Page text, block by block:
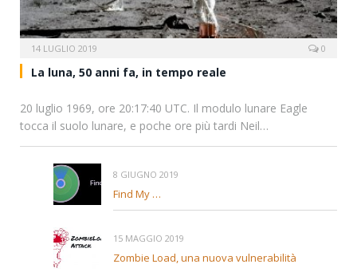
14 LUGLIO 2019 0
La luna, 50 anni fa, in tempo reale
20 luglio 1969, ore 20:17:40 UTC. Il modulo lunare Eagle
tocca il suolo lunare, e poche ore più tardi Neil…
8 GIUGNO 2019
Find My …
15 MAGGIO 2019
Zombie Load, una nuova vulnerabilità